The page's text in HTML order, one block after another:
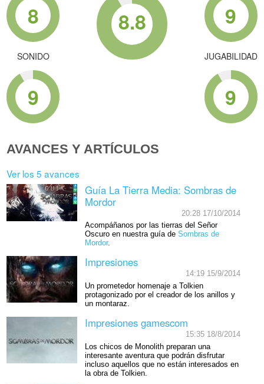
8
SONIDO
9
8.8 9
JUGABILIDAD
9
AVANCES Y ARTÍCULOS
Ver los 5 avances
Guía La Tierra Media: Sombras de
Mordor
20:28 17/10/2014
Acompáñanos por las tierras del Señor
Oscuro en nuestra guía de Sombras de
Mordor.
Impresiones
14:19 15/9/2014
Un prometedor homenaje a Tolkien
protagonizado por el creador de los anillos y
un montaraz.
Impresiones gamescom
15:35 18/8/2014
Los chicos de Monolith preparan una
interesante aventura que podrán disfrutar
incluso aquellos que no están interesados en
la obra de Tolkien.